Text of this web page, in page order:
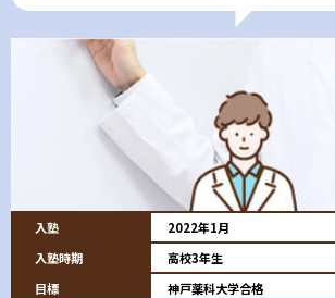
入塾
2022年1月
入塾時期
高校3年生
目標
神戸薬科大学合格